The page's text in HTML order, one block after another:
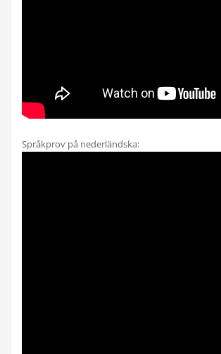
Språkprov på nederländska: